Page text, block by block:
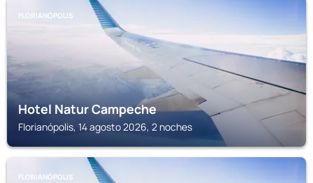
FLORIANÓPOLIS
Hotel Natur Campeche
Florianópolis, 14 agosto 2026, 2 noches
FLORIANÓPOLIS